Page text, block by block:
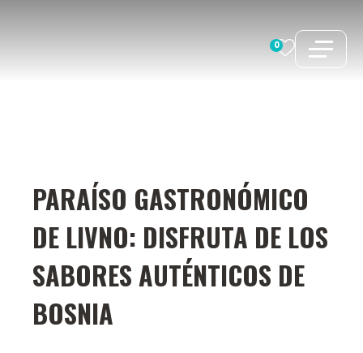
0
PARAÍSO GASTRONÓMICO
DE LIVNO: DISFRUTA DE LOS
SABORES AUTÉNTICOS DE
BOSNIA